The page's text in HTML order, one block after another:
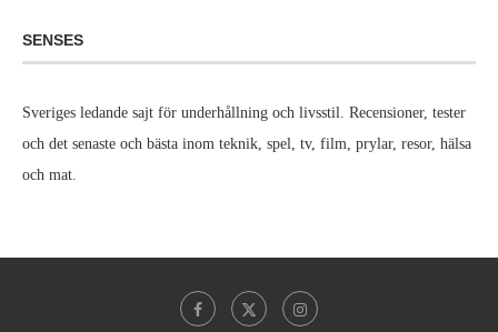
SENSES
Sveriges ledande sajt för underhållning och livsstil. Recensioner, tester
och det senaste och bästa inom teknik, spel, tv, film, prylar, resor, hälsa
och mat.